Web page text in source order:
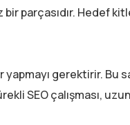
parçasıdır. Hedef
gerektirir. Bu
SEO çalışması,